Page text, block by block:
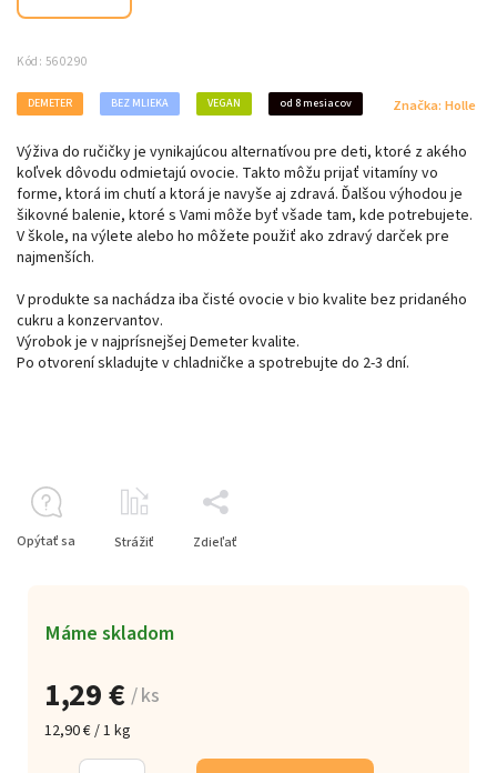
Kód: 560290
DEMETER BEZ MLIEKA VEGAN od 8 mesiacov Značka: Holle
1,29 € / ks
12,90 € / 1 kg
Máme skladom
Výživa do ručičky je vynikajúcou alternatívou pre deti, ktoré z akého
koľvek dôvodu odmietajú ovocie. Takto môžu prijať vitamíny vo
forme, ktorá im chutí a ktorá je navyše aj zdravá. Ďalšou výhodou je
šikovné balenie, ktoré s Vami môže byť všade tam, kde potrebujete.
V škole, na výlete alebo ho môžete použiť ako zdravý darček pre
najmenších.
V produkte sa nachádza iba čisté ovocie v bio kvalite bez pridaného
cukru a konzervantov.
Výrobok je v najprísnejšej Demeter kvalite.
Po otvorení skladujte v chladničke a spotrebujte do 2-3 dní.
Opýtať sa Strážiť Zdieľať